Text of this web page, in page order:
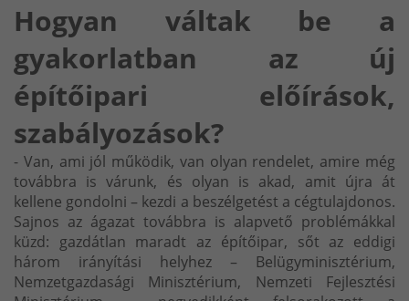
Hogyan váltak be a
gyakorlatban az új
építőipari előírások,
szabályozások?
- Van, ami jól működik, van olyan rendelet, amire még
továbbra is várunk, és olyan is akad, amit újra át
kellene gondolni – kezdi a beszélgetést a cégtulajdonos.
Sajnos az ágazat továbbra is alapvető problémákkal
küzd: gazdátlan maradt az építőipar, sőt az eddigi
három irányítási helyhez – Belügyminisztérium,
Nemzetgazdasági Minisztérium, Nemzeti Fejlesztési